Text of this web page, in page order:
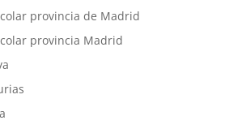
provincia de Madrid
provincia Madrid